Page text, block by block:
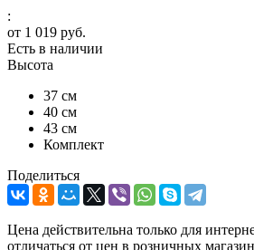
:
от 1 019 руб.
Есть в наличии
Высота
37 см
40 см
43 см
Комплект
Поделиться
Цена действительна только для
отличаться от цен в розничных